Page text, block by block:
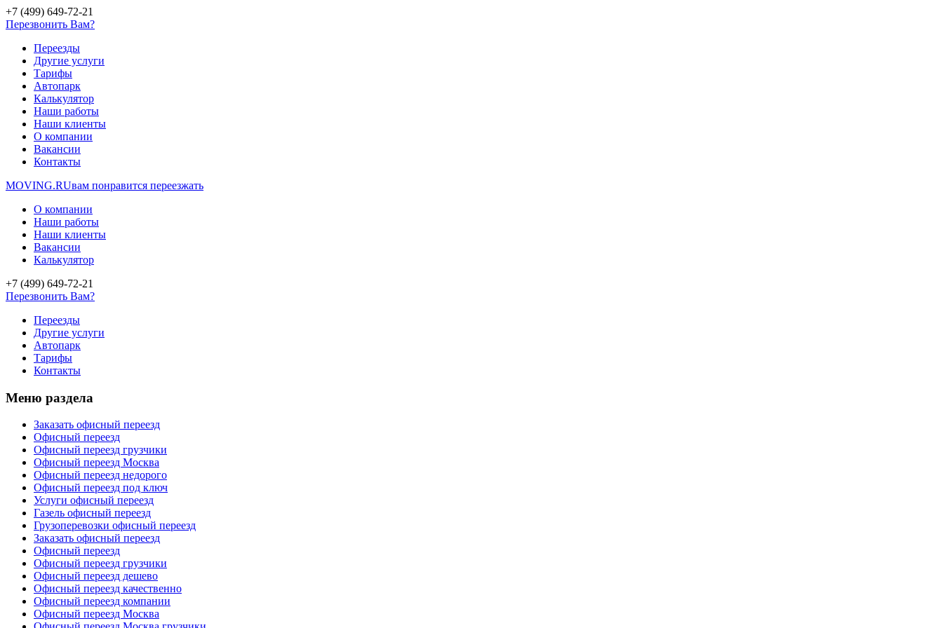
+7 (499) 649-72-21
Перезвонить Вам?
Переезды
Другие услуги
Тарифы
Автопарк
Калькулятор
Наши работы
Наши клиенты
О компании
Вакансии
Контакты
MOVING.RUвам понравится переезжать
О компании
Наши работы
Наши клиенты
Вакансии
Калькулятор
+7 (499) 649-72-21
Перезвонить Вам?
Переезды
Другие услуги
Автопарк
Тарифы
Контакты
Меню раздела
Заказать офисный переезд
Офисный переезд
Офисный переезд грузчики
Офисный переезд Москва
Офисный переезд недорого
Офисный переезд под ключ
Услуги офисный переезд
Газель офисный переезд
Грузоперевозки офисный переезд
Заказать офисный переезд
Офисный переезд
Офисный переезд грузчики
Офисный переезд дешево
Офисный переезд качественно
Офисный переезд компании
Офисный переезд Москва